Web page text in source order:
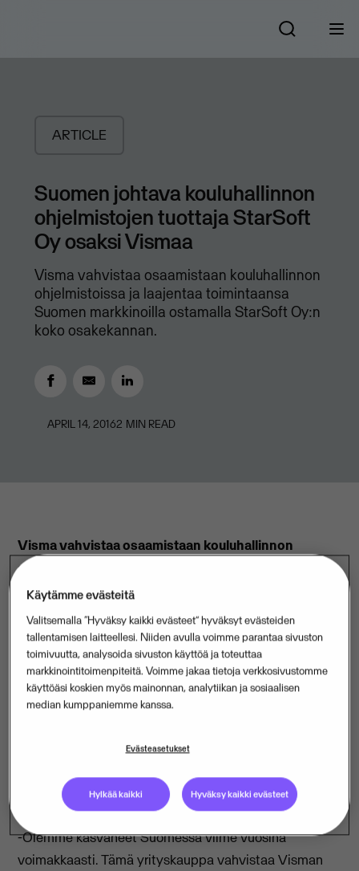
ARTICLE
Suomen johtava kouluhallinnon
ohjelmistojen tuottaja StarSoft
Oy osaksi Vismaa
​Visma vahvistaa osaamistaan kouluhallinnon
ohjelmistoissa ja laajentaa toimintaansa
Suomen markkinoilla ostamalla StarSoft Oy:n
koko osakekannan.
APRIL 14, 20162 MIN READ
Visma vahvistaa osaamistaan kouluhallinnon
ohjelmistoissa ja laajentaa toimintaansa Suomen
markkinoilla ostamalla StarSoft Oy:n koko
osakekannan.
-Visma avaa ohjelmistotuotteillemme uusia
mahdollisuuksia ja vahvistaa asemaamme
kouluhallinnon sektorilla tuoden toimintaamme
pääomaa ja osaamista. Olemme vakuuttuneita, että
parempia ratkaisuja ja mahdollisuuksia niin nykyisille
kuin uusillekin asiakkaille sekä työntekijöillemme,
sanoo Jarto Tarpio, StarSoft Oy:n tietohallintojohtaja.
-Olemme kasvaneet Suomessa viime vuosina
voimakkaasti. Tämä yrityskauppa vahvistaa Visman
Käytämme evästeitä
Valitsemalla “Hyväksy kaikki evästeet” hyväksyt evästeiden
tallentamisen laitteellesi. Niiden avulla voimme parantaa sivuston
toimivuutta, analysoida sivuston käyttöä ja toteuttaa
markkinointitoimenpiteitä. Voimme jakaa tietoja verkkosivustomme
käyttöäsi koskien myös mainonnan, analytiikan ja sosiaalisen
median kumppaniemme kanssa.
Evästeasetukset
Hylkää kaikki Hyväksy kaikki evästeet